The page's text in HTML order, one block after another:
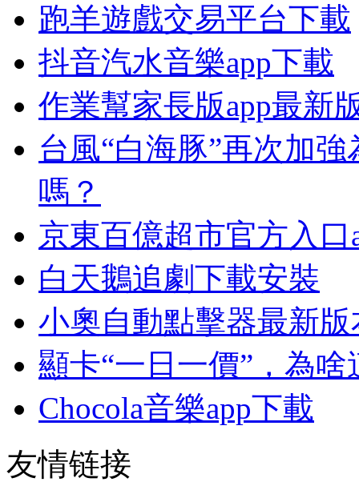
跑羊遊戲交易平台下載
抖音汽水音樂app下載
作業幫家長版app最新
台風“白海豚”再次加
嗎？
京東百億超市官方入口
白天鵝追劇下載安裝
小奧自動點擊器最新
顯卡“一日一價”，為
Chocola音樂app下載
友情链接